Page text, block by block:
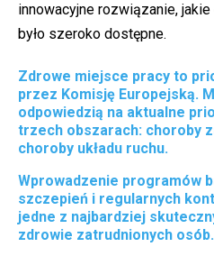
innowacyjne rozwiązanie,
było szeroko dostępne.
Zdrowe miejsce pracy to
przez Komisję Europejską.
odpowiedzią na aktualne
trzech obszarach: choroby
choroby układu ruchu.
Wprowadzenie programów
szczepień i regularnych
jedne z najbardziej
zdrowie zatrudnionych osób.